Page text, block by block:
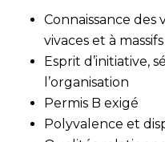
Connaissance
vivaces et à massifs
Esprit d’initiative,
l’organisation
Permis B exigé
Polyvalence et